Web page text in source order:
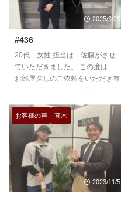
2025/3/25
#436
20代 女性 担当は 佐藤がさせ
ていただきました。 この度は
お部屋探しのご依頼をいただき有
https://teian-enh.com/staff010/
お客様の声 直木
2023/11/5